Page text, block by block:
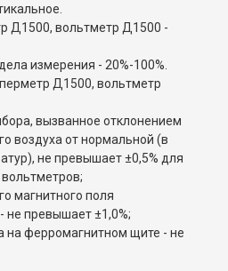
Д1500, вольтметр Д1500 -
измерения - 20%-100%.
Д1500, вольтметр
вызванное отклонением
воздуха от нормальной (в
не превышает ±0,5% для
магнитного поля
превышает ±1,0%;
на ферромагнитном щите - не